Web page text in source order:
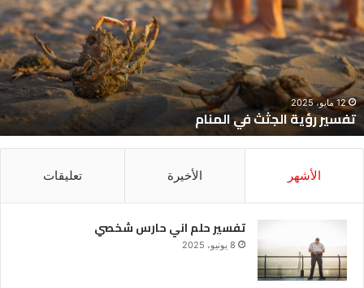
في
المنام
12 مايو، 2025
تفسير رؤية الجثث في المنام
الأشهر الأخيرة تعليقات
تفسير حلم اني حارس شخصي
8 يونيو، 2025